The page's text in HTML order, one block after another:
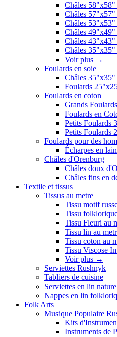
Châles
Châles
Châles
Châles
Châles 43"x43"
Châles
Voir plus →
Foulards en soie
Châles
Foulards
Foulards en coton
Grands
Foulards en
Petits Foulards
Petits Foulards
Foulards pour des
Écharpes en
Châles d'Orenburg
Châles doux
Châles fins en
Textile et tissus
Tissus au metre
Tissu motif
Tissu
Tissu Fleuri au
Tissu lin au
Tissu coton au
Tissu Viscose
Voir plus →
Serviettes Rushnyk
Tabliers de cuisine
Serviettes en lin
Nappes en lin
Folk Arts
Musique Populaire
Kits
Instruments de